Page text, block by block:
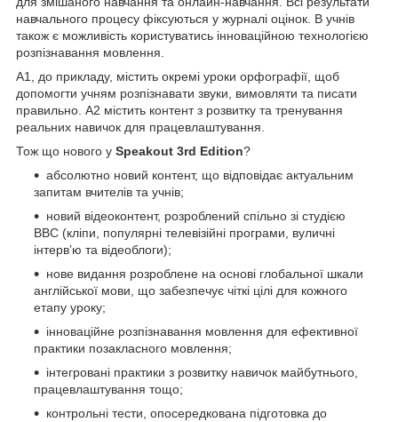
навчального процесу фіксуються у журналі оцінок. В учнів
також є можливість користуватись інноваційною технологією
розпізнавання мовлення.
A1, до прикладу, містить окремі уроки орфографії, щоб
допомогти учням розпізнавати звуки, вимовляти та писати
правильно. A2 містить контент з розвитку та тренування
реальних навичок для працевлаштування.
Тож що нового у Speakout 3rd Edition?
абсолютно новий контент, що відповідає актуальним
запитам вчителів та учнів;
новий відеоконтент, розроблений спільно зі студією
BBC (кліпи, популярні телевізійні програми, вуличні
інтерв’ю та відеоблоги);
нове видання розроблене на основі глобальної шкали
англійської мови, що забезпечує чіткі цілі для кожного
етапу уроку;
інноваційне розпізнавання мовлення для ефективної
практики позакласного мовлення;
інтегровані практики з розвитку навичок майбутнього,
працевлаштування тощо;
контрольні тести, опосередкована підготовка до